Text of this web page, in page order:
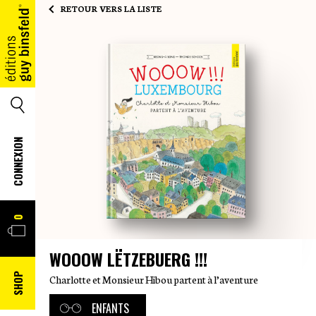
ACCUEIL
SEARCH
CONNEXION
PANIER
0
SHOP
RETOUR VERS LA LISTE
WOOOW LËTZEBUERG !!!
Charlotte et Monsieur Hibou partent à l’aventure
ENFANTS